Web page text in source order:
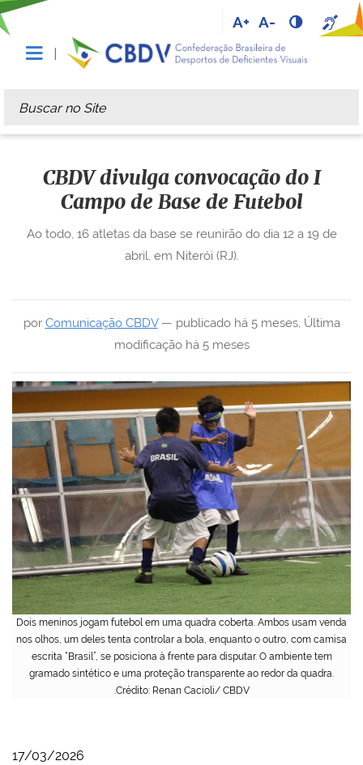
A+ A-
Busca
Busca Avançada…
Dois meninos jogam futebol em uma quadra coberta. Ambos usam venda
nos olhos, um deles tenta controlar a bola, enquanto o outro, com camisa
escrita “Brasil”, se posiciona à frente para disputar. O ambiente tem
gramado sintético e uma proteção transparente ao redor da quadra.
.Crédito: Renan Cacioli/ CBDV
CBDV divulga convocação do I
Campo de Base de Futebol
por Comunicação CBDV— publicado há 5 meses, Última
modificação há 5 meses
Ao todo, 16 atletas da base se reunirão do dia 12 a 19 de
abril, em Niterói (RJ).
17/03/2026